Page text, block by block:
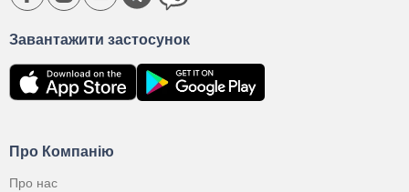
Про Компанію
Про нас
Завантажити застосунок